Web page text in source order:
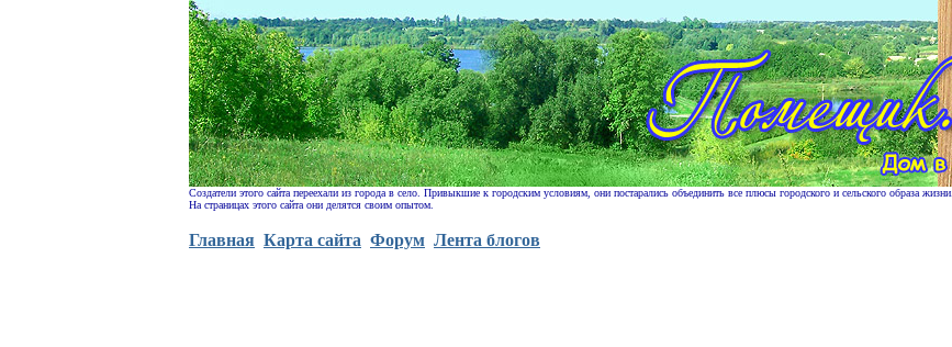
Создатели этого сайта переехали из города в село. Привыкшие к городским условиям, они постарались объединить все плюсы городского и сельского образа жизни.
На страницах этого сайта они делятся своим опытом.
Главная Карта сайта Форум Лента блогов